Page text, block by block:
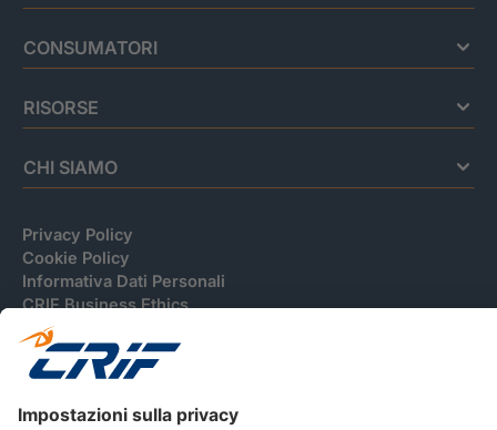
CONSUMATORI
RISORSE
CHI SIAMO
Privacy Policy
Cookie Policy
Informativa Dati Personali
CRIF Business Ethics
Accessibilità
Informativa Privacy Relativa Al Sistema Di Informazioni
Creditizie